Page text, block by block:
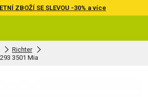
ZBOŽÍ SE SLEVOU -30% a více
Richter
3501 Mia